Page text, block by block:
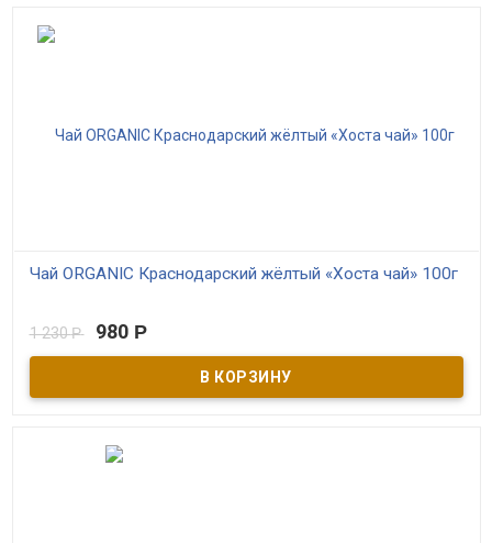
Чай ORGANIC Краснодарский жёлтый «Хоста чай» 100г
ТУ 9191-1001-00570176-12 ГОСТ 33980-2016
1 230Р 980 Р